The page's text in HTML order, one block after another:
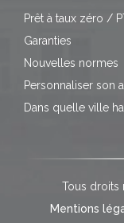
Prêt à taux zéro /
Garanties
Nouvelles normes
Personnaliser son
Dans quelle ville
Tous droits
Mentions